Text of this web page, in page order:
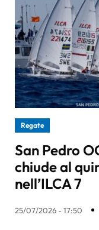
Regate
San Pedro
chiude al
nell’ILCA 7
25/07/2026 - 17:50